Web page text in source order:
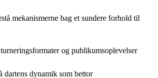
mekanismerne bag et sundere forhold til
og publikumsoplevelser
dartens dynamik som bettor